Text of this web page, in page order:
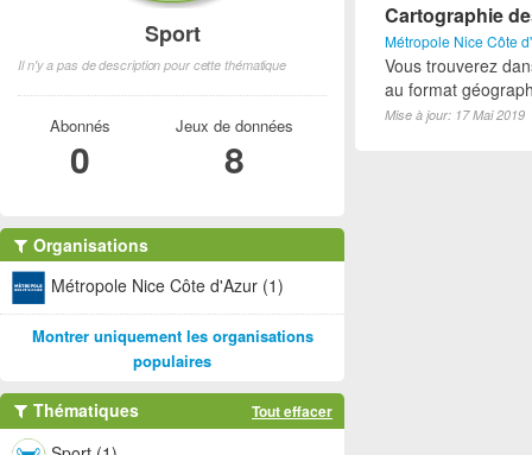
Cartographie
Métropole Nice Côte
Vous trouverez
au format
Mise à jour: 17 Mai 2019
Sport
Il n'y a pas de description pour cette thématique
Abonnés
0
Jeux de données
8
Organisations
Métropole Nice Côte d'Azur (1)
Montrer uniquement les organisations
populaires
Thématiques Tout effacer